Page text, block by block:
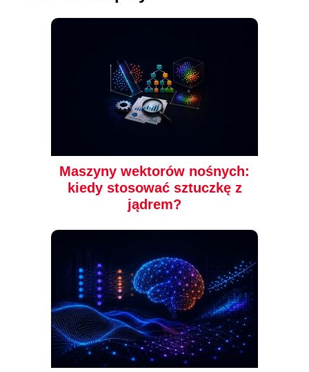
Maszyny wektorów nośnych:
kiedy stosować sztuczkę z
jądrem?